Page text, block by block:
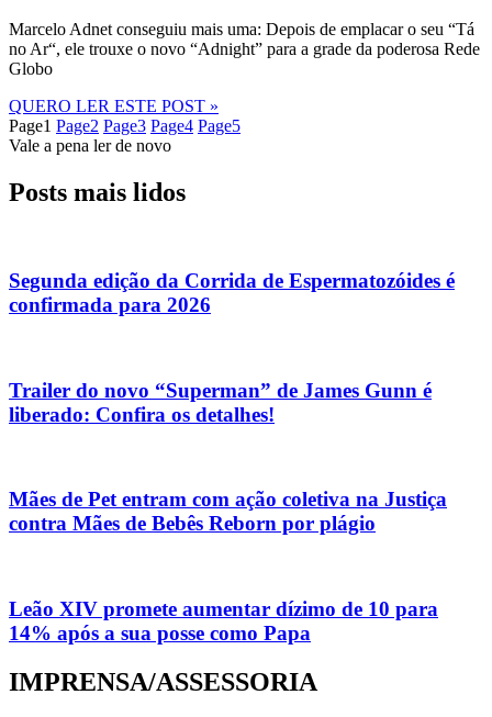
Marcelo Adnet conseguiu mais uma: Depois de emplacar o seu “Tá
no Ar“, ele trouxe o novo “Adnight” para a grade da poderosa Rede
Globo
QUERO LER ESTE POST »
Page1 Page2 Page3 Page4 Page5
Vale a pena ler de novo
Posts mais lidos
Segunda edição da Corrida de Espermatozóides é
confirmada para 2026
Trailer do novo “Superman” de James Gunn é
liberado: Confira os detalhes!
Mães de Pet entram com ação coletiva na Justiça
contra Mães de Bebês Reborn por plágio
Leão XIV promete aumentar dízimo de 10 para
14% após a sua posse como Papa
IMPRENSA/ASSESSORIA